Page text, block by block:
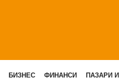
БИЗНЕС ФИНАНСИ ПАЗАРИ